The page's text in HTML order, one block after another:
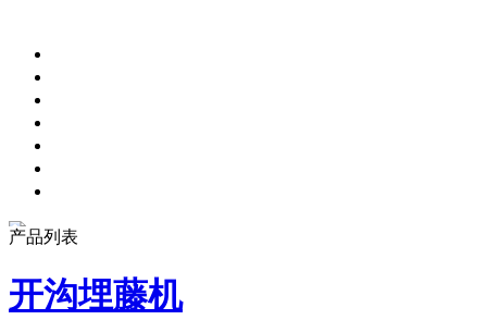
产品列表
开沟埋藤机